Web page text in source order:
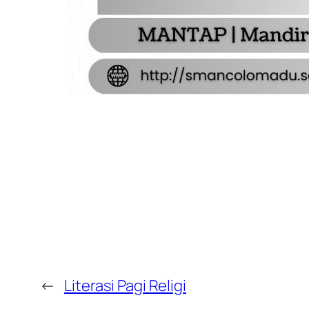
← Literasi Pagi Religi